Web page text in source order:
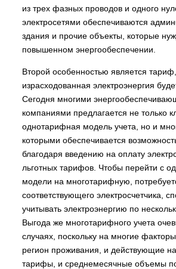
из трех фазных проводов и одного
электросетями обеспечиваются
здания и прочие объекты, которые
повышенном энергообеспечении.
Второй особенностью является
израсходованная электроэнергия
Сегодня многими
компаниями предлагается не только
однотарифная модель учета, но и
которыми обеспечивается
благодаря введению на оплату
льготных тарифов. Чтобы перейти с
модели на многотарифную,
соответствующего электросчетчика,
учитывать электроэнергию по
Выгода же многотарифного учета
случаях, поскольку на многие
регион проживания, и действующие
тарифы, и среднемесячные объемы